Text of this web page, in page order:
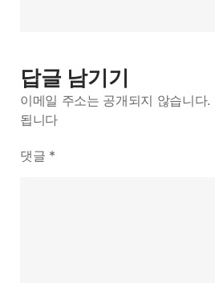
답글 남기기
이메일 주소는 공개되지 않습니다.
됩니다
댓글 *